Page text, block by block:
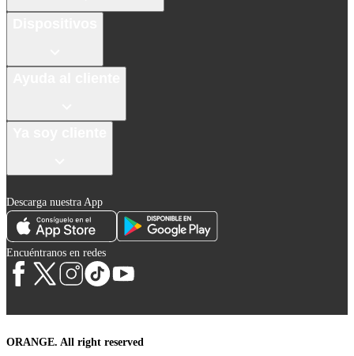
Descarga nuestra App
Encuéntranos en redes
ORANGE. All right reserved